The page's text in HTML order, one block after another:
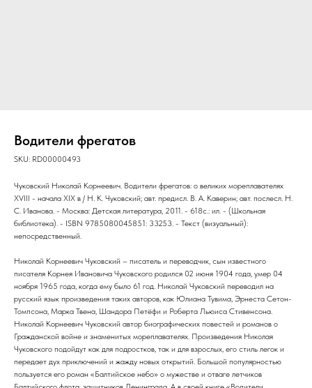
Водители фрегатов
SKU: RD00000493
Чуковский Николай Корнеевич. Водители фрегатов: о великих мореплавателях
XVIII - начала XIX в / Н. К. Чуковский; авт. предисл. В. А. Каверин; авт. послесл. Н.
С. Иванова. - Москва: Детская литература, 2011. - 618с.: ил. - (Школьная
библиотека). - ISBN 9785080045851: 33253. - Текст (визуальный):
непосредственный.
Николай Корнеевич Чуковский – писатель и переводчик, сын известного
писателя Корнея Ивановича Чуковского родился 02 июня 1904 года, умер 04
ноября 1965 года, когда ему было 61 год. Николай Чуковский переводил на
русский язык произведения таких авторов, как Юлиана Тувима, Эрнеста Сетон-
Томпсона, Марка Твена, Шандора Петёфи и Роберта Льюиса Стивенсона.
Николай Корнеевич Чуковский автор биографических повестей и романов о
Гражданской войне и знаменитых мореплавателях. Произведения Николая
Чуковского подойдут как для подростков, так и для взрослых, его стиль легок и
передает дух приключений и жажду новых открытий. Большой популярностью
пользуется его роман «Балтийское небо» о мужестве и отваге летчиков